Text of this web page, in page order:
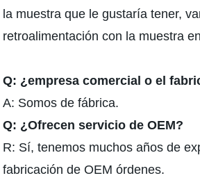
la muestra que le gustaría tener,
retroalimentación con la muestra
Q: ¿empresa comercial o el
A: Somos de fábrica.
Q: ¿Ofrecen servicio de OEM?
R: Sí, tenemos muchos años de
fabricación de OEM órdenes.